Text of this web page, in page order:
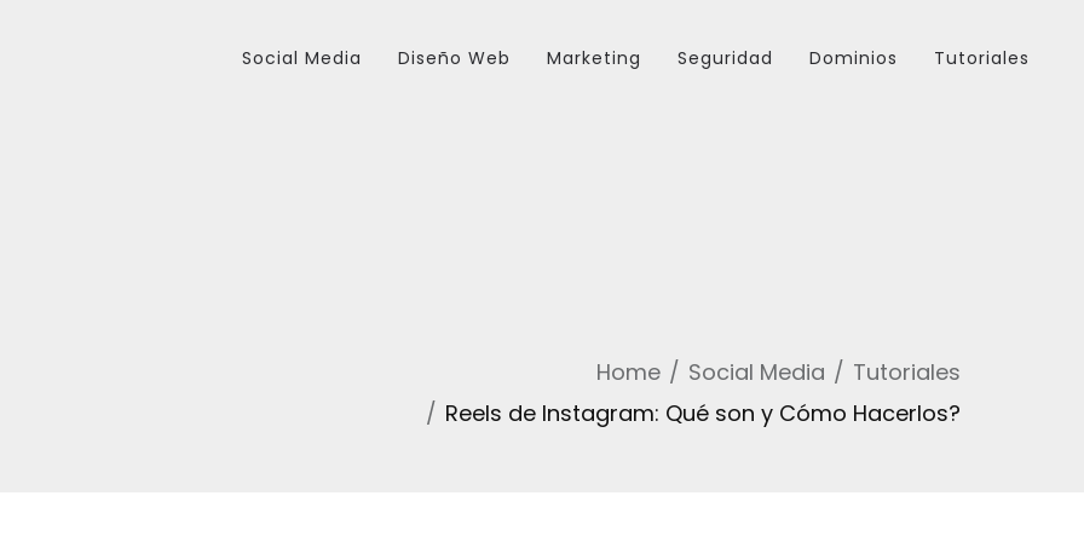
Social Media Diseño Web Marketing Seguridad Dominios Tutoriales
Home Social Media
Tutoriales
Reels de Instagram: Qué son y Cómo Hacerlos?